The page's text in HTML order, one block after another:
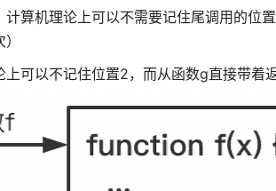
计算机理论上可以不需要记住尾调用的位
可以不记住位置2，而从函数g直接带着